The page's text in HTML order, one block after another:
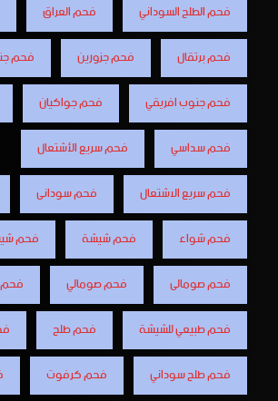
فحم الطلح السوداني
فحم العراق
فحم برتقال
فحم جزورين
فحم
فحم جنوب افريقي
فحم جواكيان
فحم سداسي
فحم سريع الأشتعال
فحم سريع الاشتعال
فحم سودانى
فحم شواء
فحم شيشة
فحم
فحم صومالى
فحم صومالي
فحم طبيعي للشيشة
فحم طلح
فحم طلح سوداني
فحم كرفوت